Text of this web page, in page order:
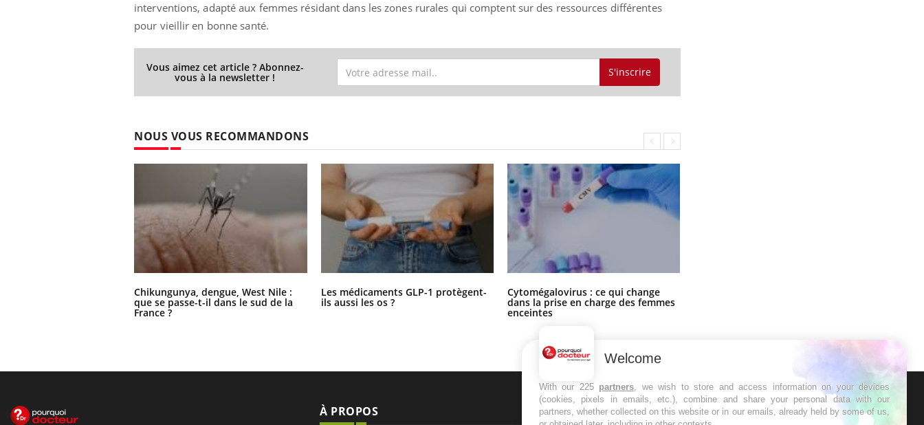
interventions, adapté aux femmes résidant dans les zones rurales qui comptent sur des ressources différentes
pour vieillir en bonne santé.
Vous aimez cet article ? Abonnez-
vous à la newsletter ! S'inscrire
NOUS VOUS RECOMMANDONS
Chikungunya, dengue, West Nile :
que se passe-t-il dans le sud de la
France ?
Les médicaments GLP-1 protègent-
ils aussi les os ?
Cytomégalovirus : ce qui change
dans la prise en charge des femmes
enceintes
À PROPOS NEWSLETTER
Welcome
With our 225 partners, we wish to store and access information on your devices
(cookies, pixels in emails, etc.), combine and share your personal data with our
partners, whether collected on this website or in our emails, already held by some of us,